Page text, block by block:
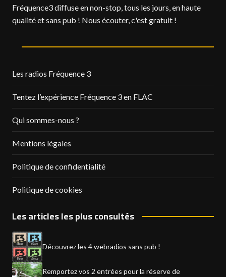
Fréquence3 diffuse en non-stop, tous les jours, en haute
qualité et sans pub ! Nous écouter, c'est gratuit !
Les radios Fréquence 3
Tentez l’expérience Fréquence 3 en FLAC
Qui sommes-nous ?
Mentions légales
Politique de confidentialité
Politique de cookies
Les articles les plus consultés
Découvrez les 4 webradios sans pub !
Remportez vos 2 entrées pour la réserve de